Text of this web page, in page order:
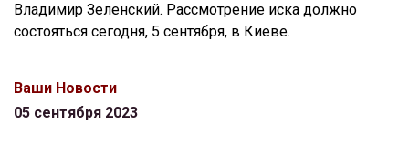
Владимир Зеленский. Рассмотрение иска должно
состояться сегодня, 5 сентября, в Киеве.
Ваши Новости
05 сентября 2023